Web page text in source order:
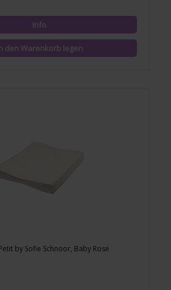
by Sofie Schnoor, Baby Rose